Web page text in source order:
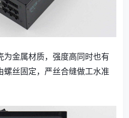
为金属材质，强度高同时也有
螺丝固定，严丝合缝做工水准